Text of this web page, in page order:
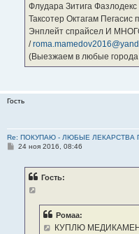
Флудара Зитига
Таксотер Октагам
Энплейт спрайсел И
/
(Выезжаем в любые города
Гость
Re: ПОКУПАЮ - ЛЮБЫЕ ЛЕКАРСТВА
С24 ноя 2016, 08:46
Гость:
Ромаа:
КУПЛЮ